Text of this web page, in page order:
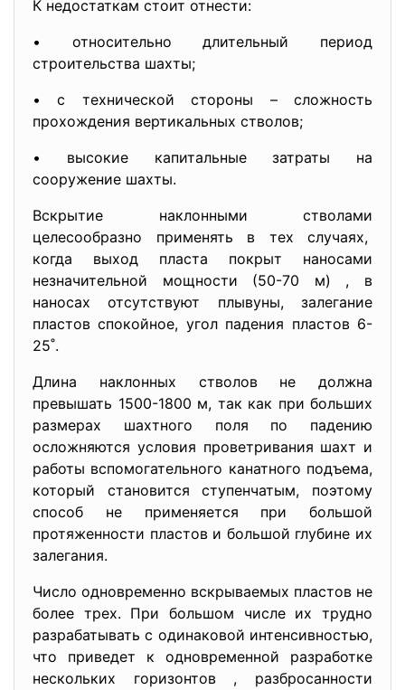
К недостаткам стоит отнести:
• относительно длительный период
строительства шахты;
• с технической стороны – сложность
прохождения вертикальных стволов;
• высокие капитальные затраты на
сооружение шахты.
Вскрытие наклонными стволами
целесообразно применять в тех случаях,
когда выход пласта покрыт наносами
незначительной мощности (50-70 м) , в
наносах отсутствуют плывуны, залегание
пластов спокойное, угол падения пластов 6-
25˚.
Длина наклонных стволов не должна
превышать 1500-1800 м, так как при больших
размерах шахтного поля по падению
осложняются условия проветривания шахт и
работы вспомогательного канатного подъема,
который становится ступенчатым, поэтому
способ не применяется при большой
протяженности пластов и большой глубине их
залегания.
Число одновременно вскрываемых пластов не
более трех. При большом числе их трудно
разрабатывать с одинаковой интенсивностью,
что приведет к одновременной разработке
нескольких горизонтов , разбросанности